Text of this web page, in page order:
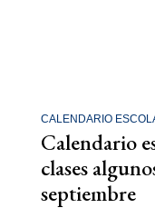
CALENDARIO
Calendario
clases
septiembre